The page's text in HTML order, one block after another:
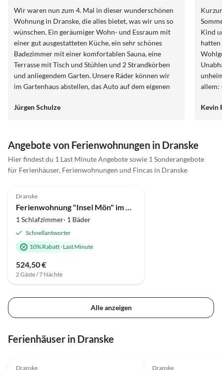
Wir waren nun zum 4. Mal in dieser wunderschönen
Wohnung in Dranske, die alles bietet, was wir uns so
wünschen. Ein geräumiger Wohn- und Essraum mit
einer gut ausgestatteten Küche, ein sehr schönes
Badezimmer mit einer komfortablen Sauna, eine
Terrasse mit Tisch und Stühlen und 2 Strandkörben
und anliegendem Garten. Unsere Räder können wir
im Gartenhaus abstellen, das Auto auf dem eigenen
Waschmaschine und einen Trockner. Die Lage ist
Verweilen einladen. Juliusruh mit einem langen und
breiten Sandstrand, Kap Arkona, der Nordstrand, der
Reiterhof Schwarbe-Siedlung für Reiterfreunde, und
nicht allzu weit entfernt der Nationalpark Jasmund.
Jürgen Schulze
Kurzum
Kind
hatten
allem:
In -
Kevin
Angebote von Ferienwohnungen in Dranske
Hier findest du 1 Last Minute Angebote sowie 1 Sonderangebote
für Ferienhäuser, Ferienwohnungen und Fincas in Dranske
Hundefreundlich
Dranske
Ferienwohnung "Insel Mön" im Haus Küstenfeuer
1 Schlafzimmer· 1 Bäder
Schnellantworter
10% Rabatt· Last Minute
524,50 €
2 Gäste / 7 Nächte
Alle anzeigen
Ferienhäuser in Dranske
Dranske Dranske